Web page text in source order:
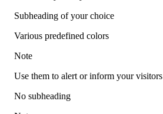
Subheading of your choice
Various predefined colors
Note
Use them to alert or inform your visitors
No subheading